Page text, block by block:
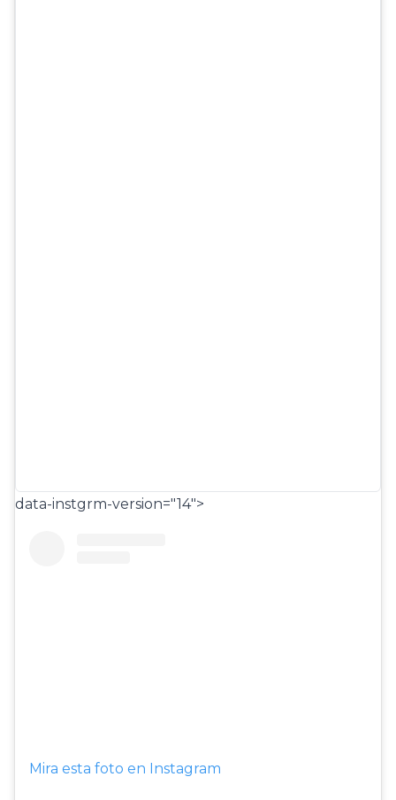
data-instgrm-version="14">
Mira esta foto en Instagram